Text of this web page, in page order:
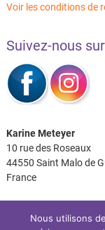
Voir les conditions de
Suivez-nous sur
Karine Meteyer
10 rue des Roseaux
44550 Saint Malo de
France
Nous utilisons